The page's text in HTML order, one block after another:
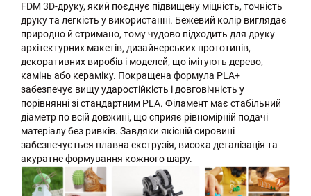
FDM 3D-друку, який поєднує підвищену міцність, точність
друку та легкість у використанні. Бежевий колір виглядає
природно й стримано, тому чудово підходить для друку
архітектурних макетів, дизайнерських прототипів,
декоративних виробів і моделей, що імітують дерево,
камінь або кераміку. Покращена формула PLA+
забезпечує вищу ударостійкість і довговічність у
порівнянні зі стандартним PLA. Філамент має стабільний
діаметр по всій довжині, що сприяє рівномірній подачі
матеріалу без ривків. Завдяки якісній сировині
забезпечується плавна екструзія, висока деталізація та
акуратне формування кожного шару.